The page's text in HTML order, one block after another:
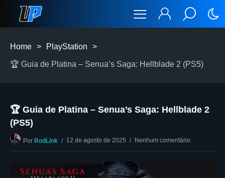
Home > PlayStation >
🏆 Guia de Platina – Senua’s Saga: Hellblade 2 (PS5)
🏆 Guia de Platina – Senua’s Saga: Hellblade 2
(PS5)
Por RodLink 12 de agosto de 2025 Nenhum comentário